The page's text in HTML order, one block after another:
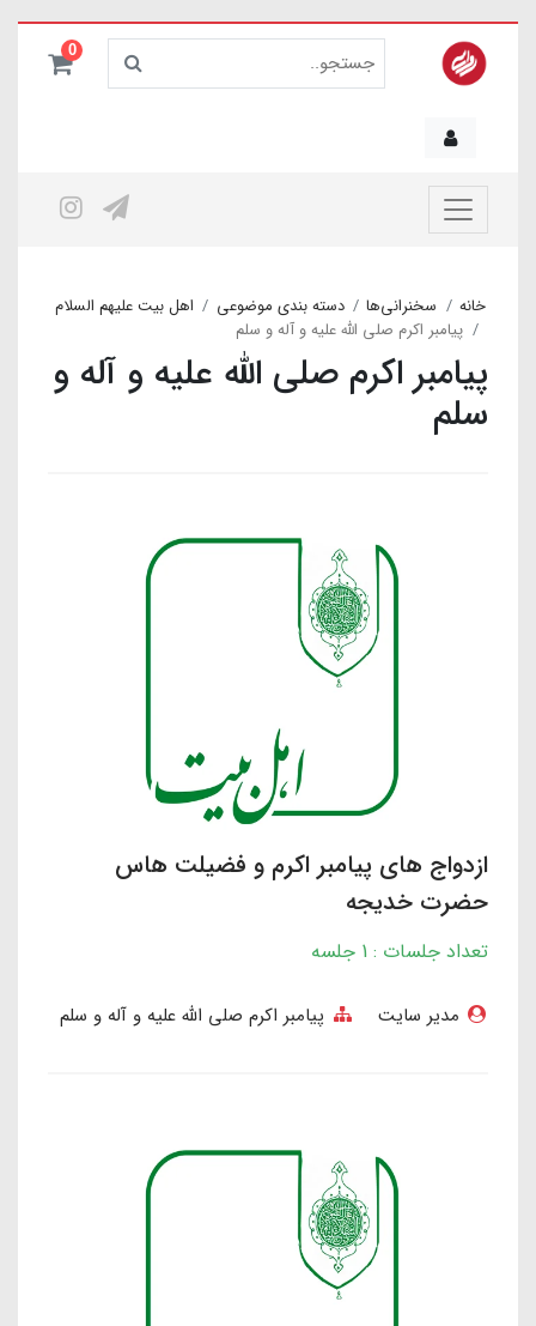
0
خانه سخنرانی‌ها دسته بندی موضوعی
اهل بیت علیهم السلام
پیامبر اکرم صلی الله علیه و آله و سلم
پیامبر اکرم صلی الله علیه و آله و
سلم
ازدواج های پیامبر اکرم و فضیلت هاس
حضرت خدیجه
تعداد جلسات : 1 جلسه
مدیر سایت پیامبر اکرم صلی الله علیه و آله و سلم